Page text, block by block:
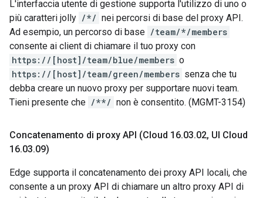
L'interfaccia utente di gestione supporta l'utilizzo di uno o
più caratteri jolly /*/ nei percorsi di base del proxy API.
Ad esempio, un percorso di base /team/*/members
consente ai client di chiamare il tuo proxy con
https://[host]/team/blue/members o
https://[host]/team/green/members senza che tu
debba creare un nuovo proxy per supportare nuovi team.
Tieni presente che /**/ non è consentito. (MGMT-3154)
Concatenamento di proxy API (Cloud 16.03.02, UI Cloud
16.03.09)
Edge supporta il concatenamento dei proxy API locali, che
consente a un proxy API di chiamare un altro proxy API di